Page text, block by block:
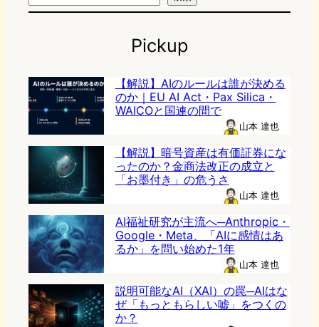
Pickup
【解説】AIのルールは誰が決める
のか｜EU AI Act・Pax Silica・
WAICOと国連の間で
山本 達也
【解説】暗号資産は有価証券にな
ったのか？金商法改正の成立と
「お墨付き」の危うさ
山本 達也
AI福祉研究が主流へ─Anthropic・
Google・Meta、「AIに感情はあ
るか」を問い始めた1年
山本 達也
説明可能なAI（XAI）の罠─AIはな
ぜ「もっともらしい嘘」をつくの
か？